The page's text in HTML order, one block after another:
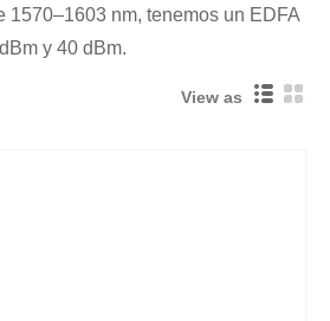
1570–1603 nm, tenemos un EDFA
y 40 dBm.
View as